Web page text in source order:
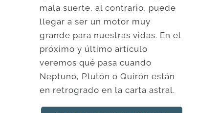
mala suerte, al contrario, puede
llegar a ser un motor muy
grande para nuestras vidas. En el
próximo y último artículo
veremos qué pasa cuando
Neptuno, Plutón o Quirón están
en retrogrado en la carta astral.